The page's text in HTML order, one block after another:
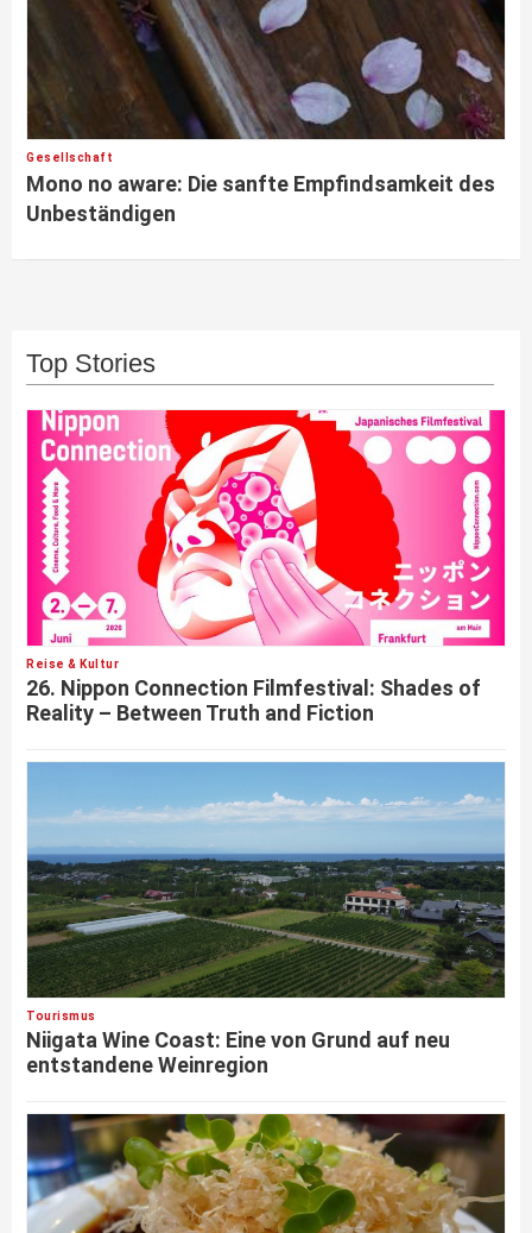
Gesellschaft
Mono no aware: Die sanfte Empfindsamkeit des
Unbeständigen
Top Stories
Reise & Kultur
26. Nippon Connection Filmfestival: Shades of
Reality – Between Truth and Fiction
Tourismus
Niigata Wine Coast: Eine von Grund auf neu
entstandene Weinregion